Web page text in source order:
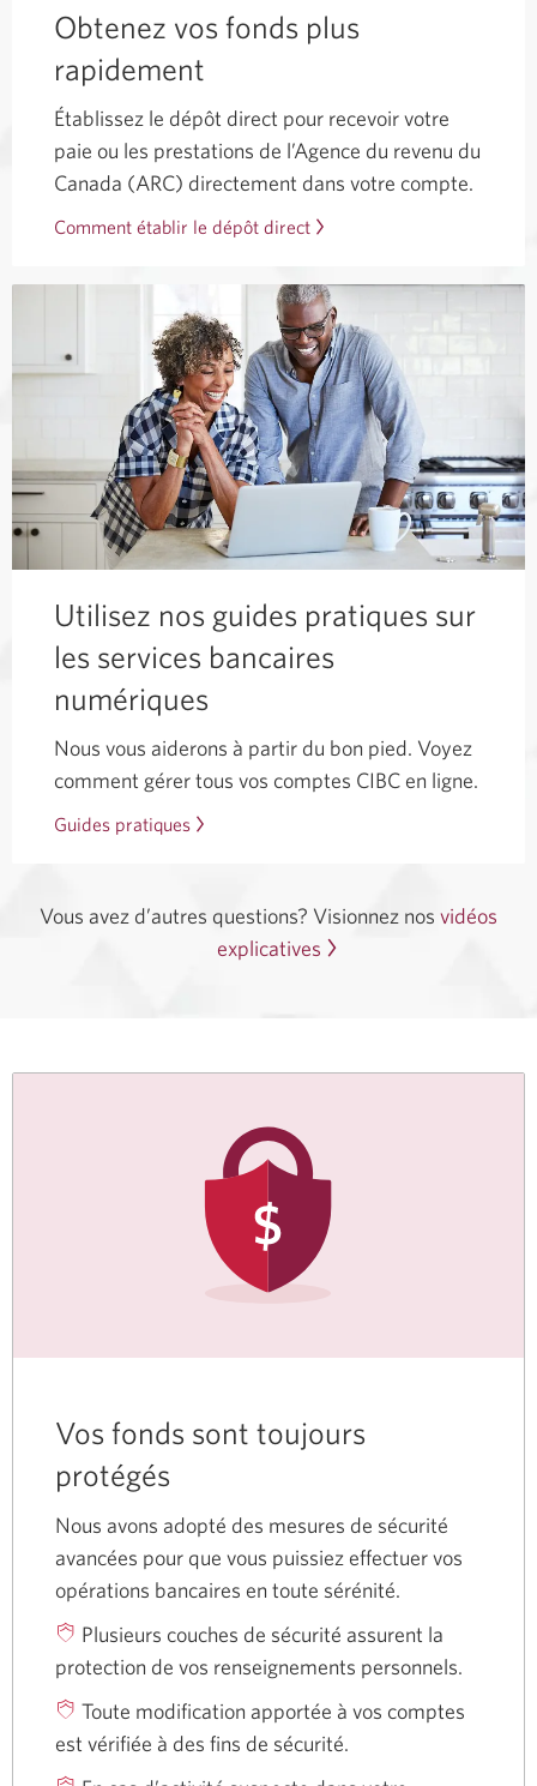
Obtenez vos fonds plus
rapidement
Établissez le dépôt direct pour recevoir votre
paie ou les prestations de l’Agence du revenu du
Canada (ARC) directement dans votre compte.
Comment établir le dépôt direct
Utilisez nos guides pratiques sur
les services bancaires
numériques
Nous vous aiderons à partir du bon pied. Voyez
comment gérer tous vos comptes CIBC en ligne.
Guides pratiques
Vous avez d’autres questions? Visionnez nos vidéos
explicatives sur
Vos fonds sont toujours
protégés
Nous avons adopté des mesures de sécurité
avancées pour que vous puissiez effectuer vos
opérations bancaires en toute sérénité.
Plusieurs couches de sécurité assurent la
protection de vos renseignements personnels.
Toute modification apportée à vos comptes
est vérifiée à des fins de sécurité.